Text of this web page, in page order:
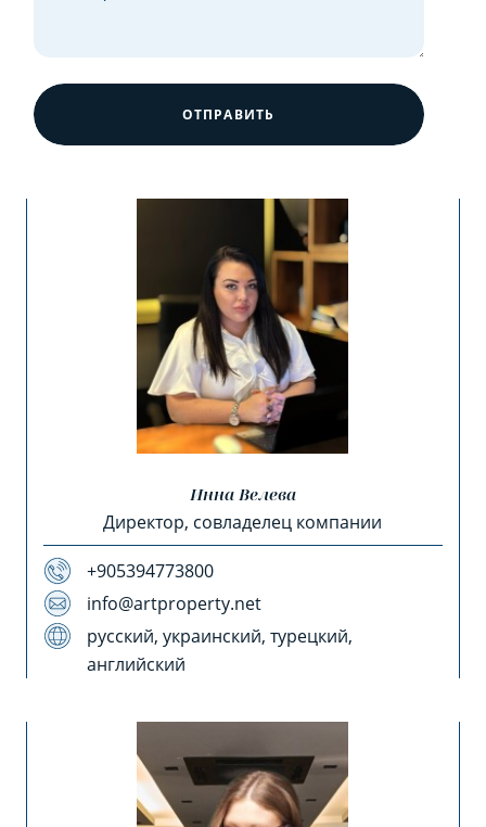
ОТПРАВИТЬ
Инна Велева
Директор, совладелец компании
+905394773800
info@artproperty.net
русский, украинский, турецкий,
английский